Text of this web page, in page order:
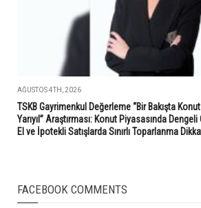
AĞUSTOS 4TH, 2026
TSKB Gayrimenkul Değerleme “Bir Bakışta
Yarıyıl” Araştırması: Konut Piyasasında
El ve İpotekli Satışlarda Sınırlı Toparlanma
FACEBOOK COMMENTS